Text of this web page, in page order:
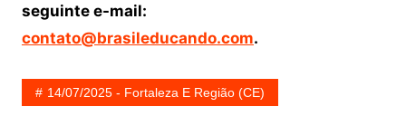
seguinte e-mail:
contato@brasileducando.com.
14/07/2025 - Fortaleza E Região (CE)